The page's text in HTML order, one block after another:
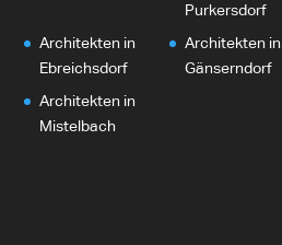
Purkersdorf
Architekten in
Ebreichsdorf
Architekten in
Gänserndorf
Architekten in
Mistelbach